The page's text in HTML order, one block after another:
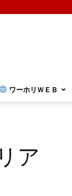
ワーホリＷＥＢ
ア